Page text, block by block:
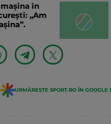
în
„Am
URMĂREȘTE SPORT.RO ÎN GOOGLE